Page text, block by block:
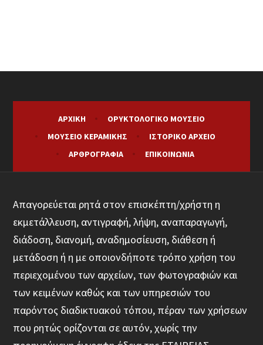
ΑΡΧΙΚΉ
ΟΡΥΚΤΟΛΟΓΙΚΌ ΜΟΥΣΕΊΟ
ΜΟΥΣΕΊΟ ΚΕΡΑΜΙΚΉΣ
ΙΣΤΟΡΙΚΌ ΑΡΧΕΊΟ
ΑΡΘΡΟΓΡΑΦΊΑ
ΕΠΙΚΟΙΝΩΝΊΑ
Απαγορεύεται ρητά στον επισκέπτη/χρήστη η
εκμετάλλευση, αντιγραφή, λήψη, αναπαραγωγή,
διάδοση, διανομή, αναδημοσίευση, διάθεση ή
μετάδοση ή η με οποιονδήποτε τρόπο χρήση του
περιεχομένου των αρχείων, των φωτογραφιών και
των κειμένων καθώς και των υπηρεσιών του
παρόντος διαδικτυακού τόπου, πέραν των χρήσεων
που ρητώς ορίζονται σε αυτόν, χωρίς την